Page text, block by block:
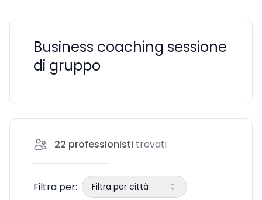
Business coaching sessione
di gruppo
22 professionisti trovati
Filtra per: Filtra per città